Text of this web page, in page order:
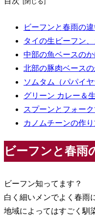
ビーフンと春雨の
タイの生ビーフン
中部の魚ベースの
北部の豚肉ベース
ソムタム（パパイ
グリーン カレー＆
スプーンとフォー
カノムチーンの作
ビーフンと春雨
ビーフン知ってます？
白く細いメンでよく春雨
地域によってはすごく馴